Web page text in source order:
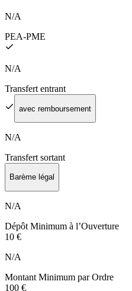
N/A
PEA‑PME
N/A
Transfert entrant
avec remboursement
N/A
Transfert sortant
Barème légal
N/A
Dépôt Minimum à l’Ouverture
10 €
N/A
Montant Minimum par Ordre
100 €